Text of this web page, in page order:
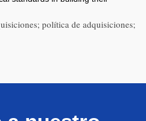
política de adquisiciones;